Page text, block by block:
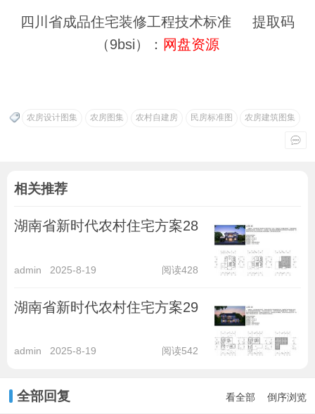
四川省成品住宅装修工程技术标准 提取码
（9bsi）： 网盘资源
农房设计图集 农房图集 农村自建房 民房标准图 农房建筑图集
相关推荐
湖南省新时代农村住宅方案28
admin 2025-8-19 阅读428
湖南省新时代农村住宅方案29
admin 2025-8-19 阅读542
全部回复 看全部 倒序浏览